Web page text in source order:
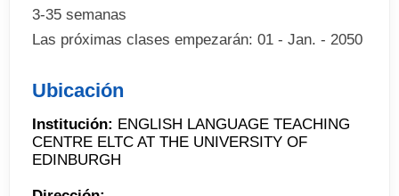
3-35 semanas
Las próximas clases empezarán: 01 - Jan. - 2050
Ubicación
Institución: ENGLISH LANGUAGE TEACHING
CENTRE ELTC AT THE UNIVERSITY OF
EDINBURGH